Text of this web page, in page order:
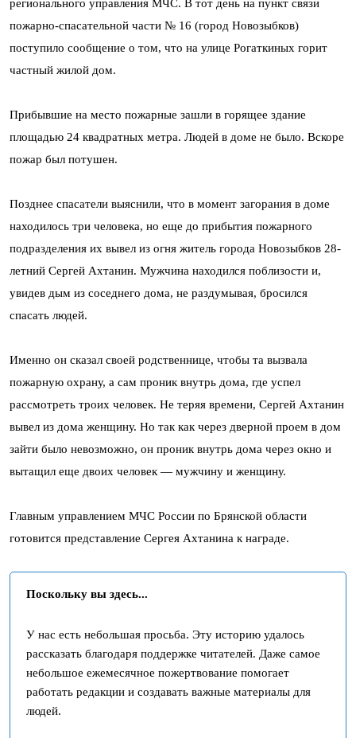
регионального управления МЧС. В тот день на пункт связи
пожарно-спасательной части № 16 (город Новозыбков)
поступило сообщение о том, что на улице Рогаткиных горит
частный жилой дом.
Прибывшие на место пожарные зашли в горящее здание
площадью 24 квадратных метра. Людей в доме не было. Вскоре
пожар был потушен.
Позднее спасатели выяснили, что в момент загорания в доме
находилось три человека, но еще до прибытия пожарного
подразделения их вывел из огня житель города Новозыбков 28-
летний Сергей Ахтанин. Мужчина находился поблизости и,
увидев дым из соседнего дома, не раздумывая, бросился
спасать людей.
Именно он сказал своей родственнице, чтобы та вызвала
пожарную охрану, а сам проник внутрь дома, где успел
рассмотреть троих человек. Не теряя времени, Сергей Ахтанин
вывел из дома женщину. Но так как через дверной проем в дом
зайти было невозможно, он проник внутрь дома через окно и
вытащил еще двоих человек — мужчину и женщину.
Главным управлением МЧС России по Брянской области
готовится представление Сергея Ахтанина к награде.
Поскольку вы здесь...
У нас есть небольшая просьба. Эту историю удалось
рассказать благодаря поддержке читателей. Даже самое
небольшое ежемесячное пожертвование помогает
работать редакции и создавать важные материалы для
людей.